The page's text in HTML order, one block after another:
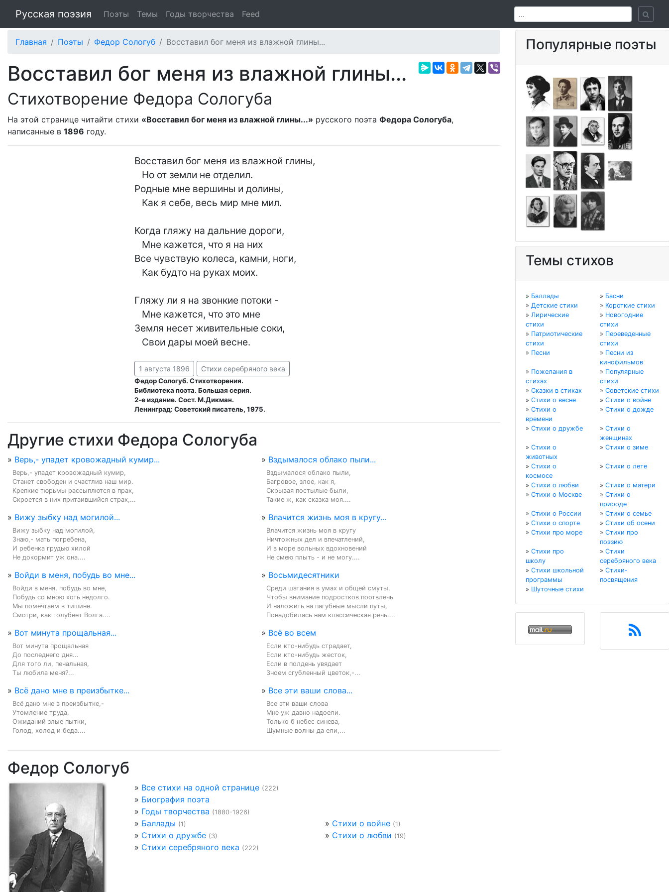
Русская поэзия Поэты Темы Годы творчества Feed
Главная Поэты Федор Сологуб Восставил бог меня из влажной глины...
Восставил бог меня из влажной глины...
Стихотворение Федора Сологуба
На этой странице читайти стихи «Восставил бог меня из влажной глины...» русского поэта Федора Сологуба,
написанные в 1896 году.
Восставил бог меня из влажной глины,
Родные мне вершины и долины,
Когда гляжу на дальние дороги,
Все чувствую колеса, камни, ноги,
Гляжу ли я на звонкие потоки -
Земля несет живительные соки,
1 августа 1896 Стихи серебряного века
Федор Сологуб. Стихотворения.
Библиотека поэта. Большая серия.
2-е издание. Сост. М.Дикман.
Ленинград: Советский писатель, 1975.
Другие стихи Федора Сологуба
» Верь,- упадет кровожадный кумир...
Верь,- упадет кровожадный кумир,
Станет свободен и счастлив наш мир.
Крепкие тюрьмы рассыплются в прах,
Скроется в них притаившийся страх,...
» Вздымалося облако пыли...
Вздымалося облако пыли,
Багровое, злое, как я,
Скрывая постылые были,
Такие ж, как сказка моя....
» Вижу зыбку над могилой...
Вижу зыбку над могилой,
Знаю,- мать погребена,
И ребенка грудью хилой
Не докормит уж она....
» Влачится жизнь моя в кругу...
Влачится жизнь моя в кругу
Ничтожных дел и впечатлений,
И в море вольных вдохновений
Не смею плыть - и не могу....
» Войди в меня, побудь во мне...
Войди в меня, побудь во мне,
Побудь со мною хоть недолго.
Мы помечтаем в тишине.
Смотри, как голубеет Волга....
» Восьмидесятники
Среди шатания в умах и общей смуты,
Чтобы внимание подростков поотвлечь
И наложить на пагубные мысли путы,
Понадобилась нам классическая речь....
» Вот минута прощальная...
Вот минута прощальная
До последнего дня...
Для того ли, печальная,
Ты любила меня?...
» Всё во всем
Если кто-нибудь страдает,
Если кто-нибудь жесток,
Если в полдень увядает
Зноем сгубленный цветок,-...
» Всё дано мне в преизбытке...
Всё дано мне в преизбытке,-
Утомление труда,
Ожиданий злые пытки,
Голод, холод и беда....
» Все эти ваши слова...
Все эти ваши слова
Мне уж давно надоели.
Только б небес синева,
Шумные волны да ели,...
Федор Сологуб
» Все стихи на одной странице (222)
» Биография поэта
» Годы творчества (1880-1926)
» Баллады (1) » Стихи о войне (1)
» Стихи о дружбе (3) » Стихи о любви (19)
» Стихи серебряного века (222)
Популярные поэты
Темы стихов
» Баллады » Басни
» Детские стихи » Короткие стихи
» Лирические
стихи
» Новогодние
стихи
» Патриотические
стихи
» Переведенные
стихи
» Песни » Песни из
кинофильмов
» Пожелания в
стихах
» Популярные
стихи
» Сказки в стихах » Советские стихи
» Стихи о весне » Стихи о войне
» Стихи о
времени
» Стихи о дожде
» Стихи о дружбе » Стихи о
женщинах
» Стихи о
животных
» Стихи о зиме
» Стихи о
космосе
» Стихи о лете
» Стихи о любви » Стихи о матери
» Стихи о Москве » Стихи о
природе
» Стихи о России » Стихи о семье
» Стихи о спорте » Стихи об осени
» Стихи про море » Стихи про
поэзию
» Стихи про
школу
» Стихи
серебряного века
» Стихи школьной
программы
» Стихи-
посвящения
» Шуточные стихи